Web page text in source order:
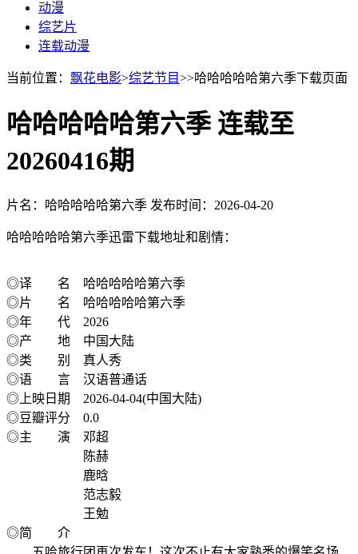
动漫
综艺片
连载动漫
当前位置： 飘花电影>综艺节目>>哈哈哈哈哈第六季下载页面
哈哈哈哈哈第六季 连载至
20260416期
片名：哈哈哈哈哈第六季 发布时间：2026-04-20
哈哈哈哈哈第六季迅雷下载地址和剧情：
◎译 名 哈哈哈哈哈第六季
◎片 名 哈哈哈哈哈第六季
◎年 代 2026
◎产 地 中国大陆
◎类 别 真人秀
◎语 言 汉语普通话
◎上映日期 2026-04-04(中国大陆)
◎豆瓣评分 0.0
◎主 演 邓超
陈赫
鹿晗
范志毅
王勉
◎简 介